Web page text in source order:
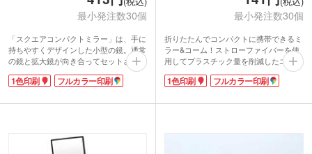
最小発注数30個
「スクエアコンパクトミラー」は、手に
持ちやすくデザインした小型の鏡。通常
の鏡と拡大鏡が向き合ってセットされて
いるので、細かいアイメイクにも便利で
す。コンパクトで持ち運びしやすいか
すよ!本体色は、すっきりスタイリッシ
1色印刷 フルカラー印刷
最小発注数30個
折りたたんでコンパクトに携帯できるミ
ラー&コーム！ストローファイバーを使
用してプラスチック量を削減したエコア
イテムです。ストローファイバーは、麦
などの収穫後に残る茎(ストロー)を再利
メイクのお直しに、コームは前髪のお直
1色印刷 フルカラー印刷